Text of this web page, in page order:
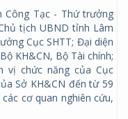
Công Tạc - Thứ trưởng
tịch UBND tỉnh Lâm
Cục SHTT; Đại diện
KH&CN, Bộ Tài chính;
vị chức năng của Cục
Sở KH&CN đến từ 59
cơ quan nghiên cứu,